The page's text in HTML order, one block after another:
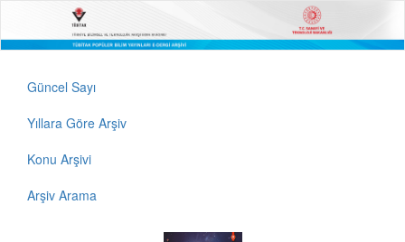
Güncel Sayı
Yıllara Göre Arşiv
Konu Arşivi
Arşiv Arama